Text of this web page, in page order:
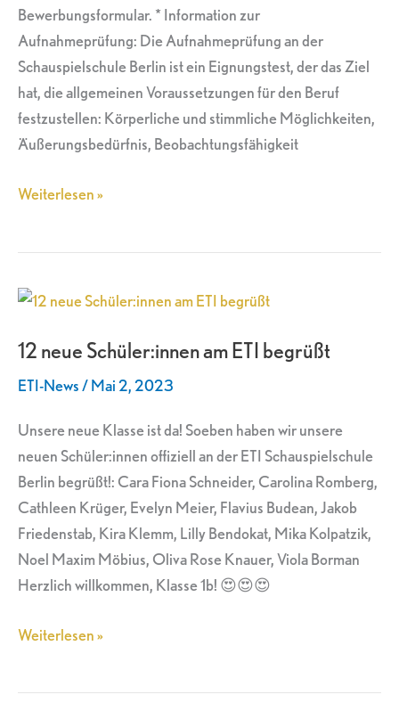
Bewerbungsformular. * Information zur
Aufnahmeprüfung: Die Aufnahmeprüfung an der
Schauspielschule Berlin ist ein Eignungstest, der das Ziel
hat, die allgemeinen Voraussetzungen für den Beruf
festzustellen: Körperliche und stimmliche Möglichkeiten,
Äußerungsbedürfnis, Beobachtungsfähigkeit
Weiterlesen »
12 neue Schüler:innen am ETI begrüßt
ETI-News/Mai 2, 2023
Unsere neue Klasse ist da! Soeben haben wir unsere
neuen Schüler:innen offiziell an der ETI Schauspielschule
Berlin begrüßt!: Cara Fiona Schneider, Carolina Romberg,
Cathleen Krüger, Evelyn Meier, Flavius Budean, Jakob
Friedenstab, Kira Klemm, Lilly Bendokat, Mika Kolpatzik,
Noel Maxim Möbius, Oliva Rose Knauer, Viola Borman
Herzlich willkommen, Klasse 1b! 😍😍😍
12
Schüler:innen
begrüßt
Weiterlesen »